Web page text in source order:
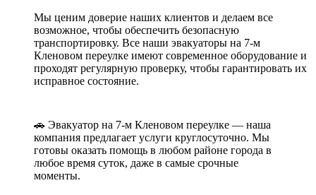
Мы ценим доверие наших клиентов и делаем все
возможное, чтобы обеспечить безопасную
транспортировку. Все наши эвакуаторы на 7-м
Кленовом переулке имеют современное оборудование и
проходят регулярную проверку, чтобы гарантировать их
исправное состояние.
🚗 Эвакуатор на 7-м Кленовом переулке — наша
компания предлагает услуги круглосуточно. Мы
готовы оказать помощь в любом районе города в
любое время суток, даже в самые срочные
моменты.